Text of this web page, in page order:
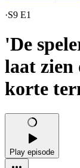
·S9 E1
'De
laat
korte
Play episode